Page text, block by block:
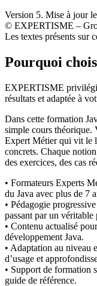
Version 5. Mise à jour
© EXPERTISME –
Les textes présents sur
Pourquoi
EXPERTISME
résultats et adaptée à
Dans cette formation
simple cours théorique.
Expert Métier qui vit le
concrets. Chaque
des exercices, des cas
• Formateurs Experts
du Java avec plus de 7
• Pédagogie
passant par un
• Contenu actualisé
développement Java.
• Adaptation au niveau
d’usage et
• Support de formation
guide de référence.